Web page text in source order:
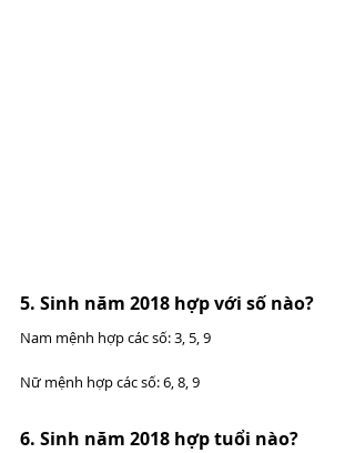
5. Sinh năm 2018 hợp với số nào?
Nam mệnh hợp các số: 3, 5, 9
Nữ mệnh hợp các số: 6, 8, 9
6. Sinh năm 2018 hợp tuổi nào?